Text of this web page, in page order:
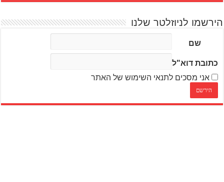
הירשמו לניוזלטר שלנו
שם
כתובת דוא"ל
אני מסכים לתנאי השימוש של האתר